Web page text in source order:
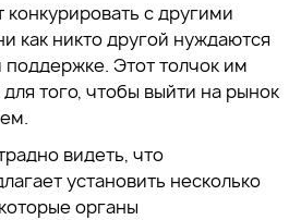
с другими
как никто другой нуждаются
поддержке. Этот толчок им
того, чтобы выйти на рынок
видеть, что
установить несколько
органы